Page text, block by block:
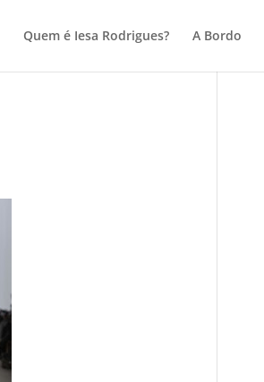
Quem é Iesa Rodrigues? A Bordo